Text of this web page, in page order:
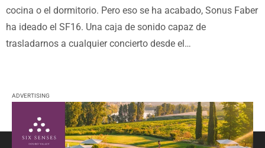
cocina o el dormitorio. Pero eso se ha acabado, Sonus Faber
ha ideado el SF16. Una caja de sonido capaz de
trasladarnos a cualquier concierto desde el…
ADVERTISING